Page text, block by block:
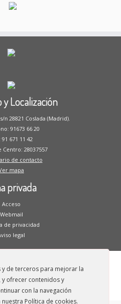
Localización
n 28821 Coslada (Madrid).
91673 66 20
91 671 11 42
Centro: 28037557
de contacto
mapa
privada
Acceso
Webmail
de privacidad
legal
Otero·Funciona con
elTema Customizr ·
de terceros para mejorar la
y ofrecer contenidos y
con la navegación
Política de cookies.